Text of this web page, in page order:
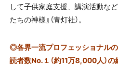
して子供家庭支援、講演活動な
たちの神様』（青灯社）。
◎各界一流プロフェッショナル
読者数No.１（約11万8,000人）の